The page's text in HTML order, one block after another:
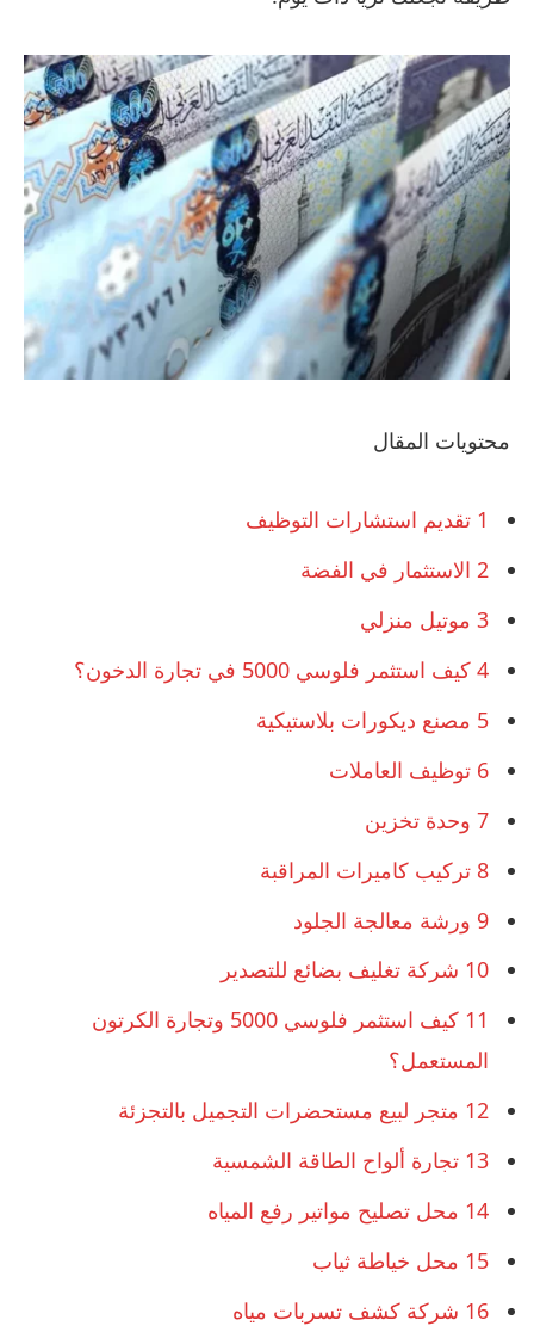
محتويات المقال
1 تقديم استشارات التوظيف
2 الاستثمار في الفضة
3 موتيل منزلي
4 كيف استثمر فلوسي 5000 في تجارة الدخون؟
5 مصنع ديكورات بلاستيكية
6 توظيف العاملات
7 وحدة تخزين
8 تركيب كاميرات المراقبة
9 ورشة معالجة الجلود
10 شركة تغليف بضائع للتصدير
11
كيف استثمر فلوسي 5000 وتجارة الكرتون
المستعمل؟
12 متجر لبيع مستحضرات التجميل بالتجزئة
13 تجارة ألواح الطاقة الشمسية
14 محل تصليح مواتير رفع المياه
15 محل خياطة ثياب
16 شركة كشف تسربات مياه